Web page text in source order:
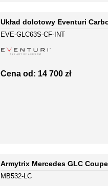
Układ dolotowy Eventuri
EVE-GLC63S-CF-INT
Cena od: 14 700 zł
Armytrix Mercedes GLC
MB532-LC